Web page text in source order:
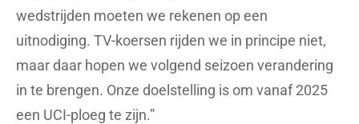
wedstrijden moeten we rekenen op een
uitnodiging. TV-koersen rijden we in principe niet,
maar daar hopen we volgend seizoen verandering
in te brengen. Onze doelstelling is om vanaf 2025
een UCI-ploeg te zijn.”